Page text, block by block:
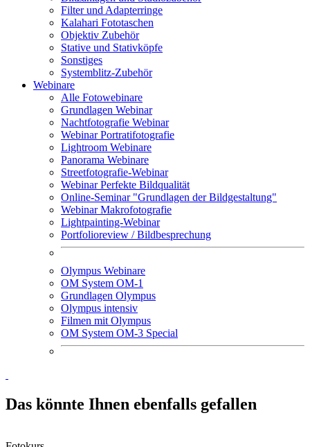
Filter und Adapterringe
Kalahari Fototaschen
Objektiv Zubehör
Stative und Stativköpfe
Sonstiges
Systemblitz-Zubehör
Webinare
Alle Fotowebinare
Grundlagen Webinar
Nachtfotografie Webinar
Webinar Portratifotografie
Lightroom Webinare
Panorama Webinare
Streetfotografie-Webinar
Webinar Perfekte Bildqualität
Online-Seminar "Grundlagen der Bildgestaltung"
Webinar Makrofotografie
Lightpainting-Webinar
Portfolioreview / Bildbesprechung
Olympus Webinare
OM System OM-1
Grundlagen Olympus
Olympus intensiv
Filmen mit Olympus
OM System OM-3 Special
Das könnte Ihnen ebenfalls gefallen